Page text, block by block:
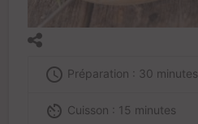
access_time Préparation : 30 minutes
av_timer Cuisson : 15 minutes